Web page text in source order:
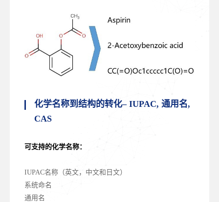
化学名称到结构的转化– IUPAC, 通用名,
CAS
可支持的化学名称：
IUPAC名称（英文，中文和日文）
系统命名
通用名